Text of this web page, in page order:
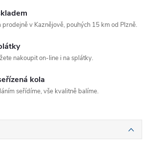
prodejně v Kaznějově, pouhých 15 km od Plzně.
nakoupit on-line i na splátky.
kola
seřídíme, vše kvalitně balíme.